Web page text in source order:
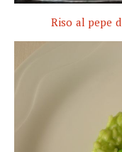
Riso al pepe